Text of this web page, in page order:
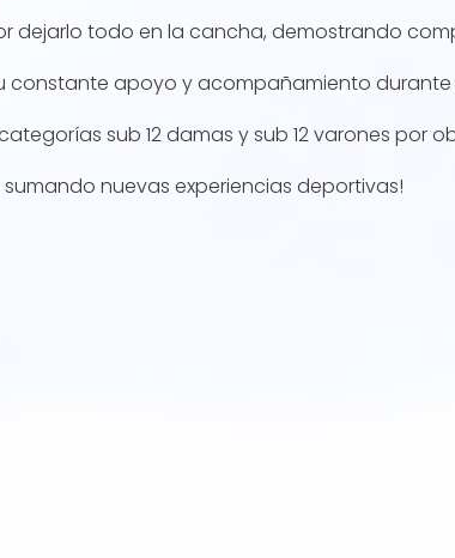
dejarlo todo en la cancha, demostrando
constante apoyo y acompañamiento
sub 12 damas y sub 12 varones por
nuevas experiencias deportivas!